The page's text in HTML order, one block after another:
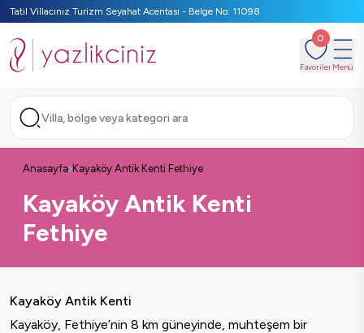
Tatil Villacınız Turizm Seyahat Acentası - Belge No: 11098
0
FavorilerMenü
Villa, bölge veya kategori ara
Anasayfa Kayaköy Antik Kenti Fethiye
Kayaköy Antik Kenti
Fethiye
Kayaköy Antik Kenti
Kayaköy, Fethiye’nin 8 km güneyinde, muhteşem bir